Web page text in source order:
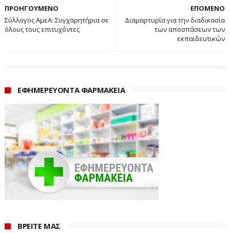
ΕΠΟΜΕΝΟ
Διαμαρτυρία για την διαδικασία
των αποσπάσεων των
εκπαιδευτικών
ΠΡΟΗΓΟΥΜΕΝΟ
Σύλλογος ΑμεΑ: Συγχαρητήρια σε
όλους τους επιτυχόντες
ΕΦΗΜΕΡΕΥΟΝΤΑ ΦΑΡΜΑΚΕΙΑ
ΒΡΕΙΤΕ ΜΑΣ